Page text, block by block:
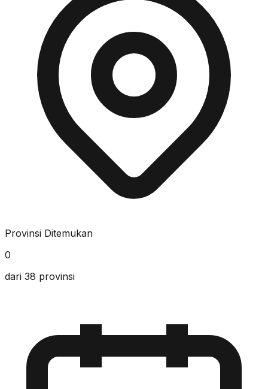
Provinsi Ditemukan
0
dari 38 provinsi